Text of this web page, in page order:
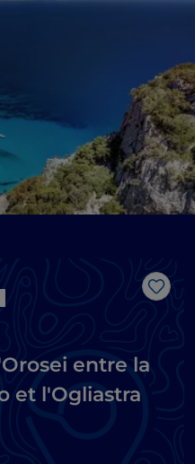
entre la
et l'Ogliastra